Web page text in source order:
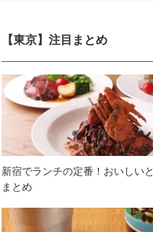
【東京】注目まとめ
新宿でランチの定番！おいしい
まとめ